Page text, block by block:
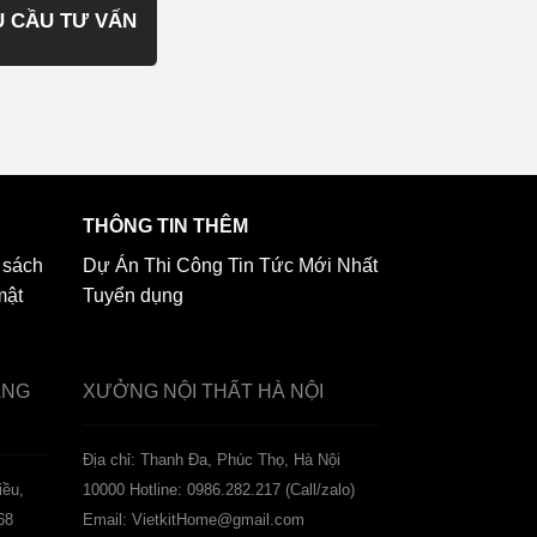
CẦU TƯ VẤN
THÔNG TIN THÊM
Dự Án Thi Công Tin Tức Mới Nhất
Tuyển dụng
XƯỞNG NỘI THẤT HÀ NỘI
️Địa chỉ: Thanh Đa, Phúc Thọ, Hà Nội
10000 Hotline: 0986.282.217 (Call/zalo)
Email: VietkitHome@gmail.com